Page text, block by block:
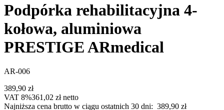
Podpórka rehabilitacyjna 4-
kołowa, aluminiowa
PRESTIGE ARmedical
AR-006
389,90 zł
VAT 8%361,02 złnetto
Najniższa cena brutto w ciągu ostatnich 30 dni: 389,90 zł